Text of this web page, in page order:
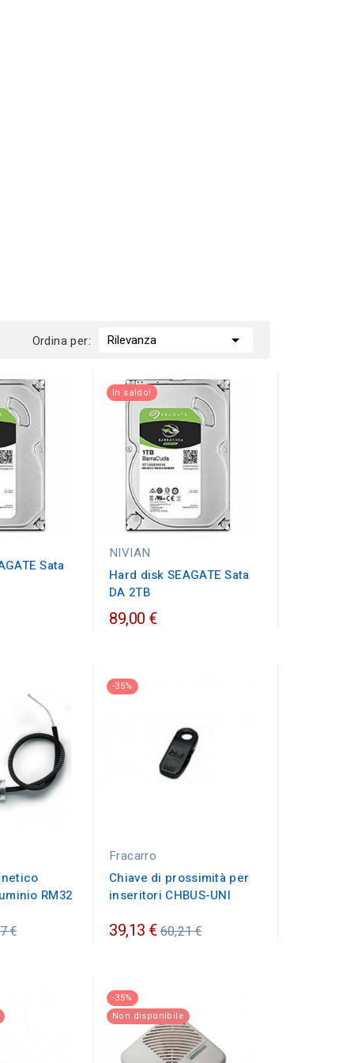
Ordina per: Rilevanza 
Sata
In saldo!
NIVIAN
Hard disk SEAGATE Sata
DA 2TB
89,00 €
RM32
€
-35%
Fracarro
Chiave di prossimità per
inseritori CHBUS-UNI
39,13 €Prezzo
60,21 €
-35%
Non disponibile